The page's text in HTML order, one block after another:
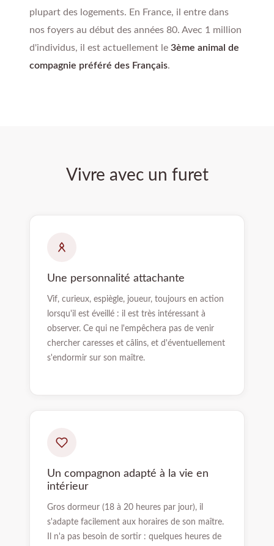
plupart des logements. En France, il entre dans
nos foyers au début des années 80. Avec 1 million
d'individus, il est actuellement le 3ème animal de
compagnie préféré des Français.
Vivre avec un furet
Une personnalité attachante
Vif, curieux, espiègle, joueur, toujours en action
lorsqu'il est éveillé : il est très intéressant à
observer. Ce qui ne l'empêchera pas de venir
chercher caresses et câlins, et d'éventuellement
s'endormir sur son maître.
Un compagnon adapté à la vie en
intérieur
Gros dormeur (18 à 20 heures par jour), il
s'adapte facilement aux horaires de son maître.
Il n'a pas besoin de sortir : quelques heures de